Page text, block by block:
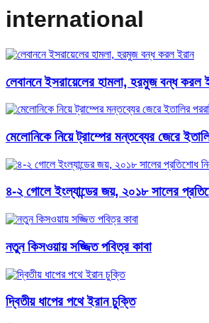
international
লেবাননে ইসরায়েলের হামলা, হরমুজ বন্ধ করল
মেলোনিকে নিয়ে ট্রাম্পের মন্তব্যের জেরে
৪-২ গোলে ইংল্যান্ডের জয়, ২০১৮ সালের
নতুন কিসওয়ায় সজ্জিত পবিত্র কাবা
দ্বিতীয় ধাপের পথে ইরান চুক্তি